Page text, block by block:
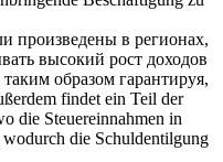
произведены в регионах,
высокий рост доходов
образом гарантируя,
findet ein Teil der
die Steuereinnahmen in
die Schuldentilgung